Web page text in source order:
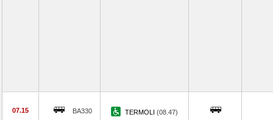
07.15 BA330 TERMOLI (08.47)